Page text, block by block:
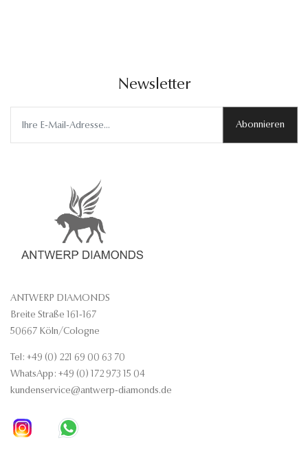
Newsletter
Abonnieren
ANTWERP DIAMONDS
Breite Straße 161-167
50667 Köln/Cologne
Tel: +49 (0) 221 69 00 63 70
WhatsApp: +49 (0) 172 973 15 04
kundenservice@antwerp-diamonds.de